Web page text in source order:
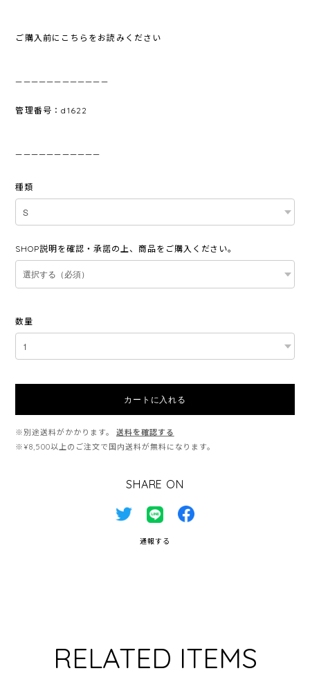
ご購入前にこちらをお読みください
————————————
管理番号：d1622
———————————
種類
SHOP説明を確認・承諾の上、商品をご購入ください。
数量
カートに入れる
※別途送料がかかります。
送料を確認する
※¥8,500以上のご注文で国内送料が無料になります。
SHARE ON
通報する
RELATED ITEMS